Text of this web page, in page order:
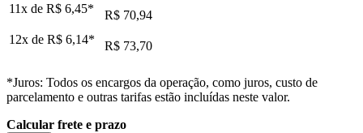
11x de R$ 6,45*
R$ 70,94
12x de R$ 6,14* R$ 73,70
*Juros: Todos os encargos da operação, como juros, custo de
parcelamento e outras tarifas estão incluídas neste valor.
Calcular frete e prazo